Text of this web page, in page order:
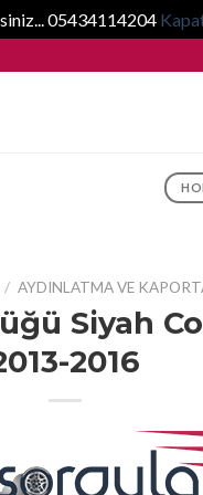
05434114204
/ AYDINLATMA VE
Siyah
2016